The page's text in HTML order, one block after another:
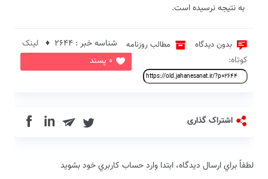
به نتیجه نرسیده است.
بدون دیدگاه مطالب روزنامه
0 پسند
شناسه خبر : 2644 ♦
لینک
کوتاه:
اشتراک گذاری in
لطفاً براي ارسال دیدگاه، ابتدا وارد حساب كاربري خود بشويد